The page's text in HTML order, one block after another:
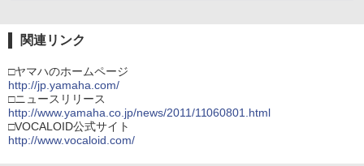
関連リンク
□ヤマハのホームページ
http://jp.yamaha.com/
□ニュースリリース
http://www.yamaha.co.jp/news/2011/11060801.html
□VOCALOID公式サイト
http://www.vocaloid.com/